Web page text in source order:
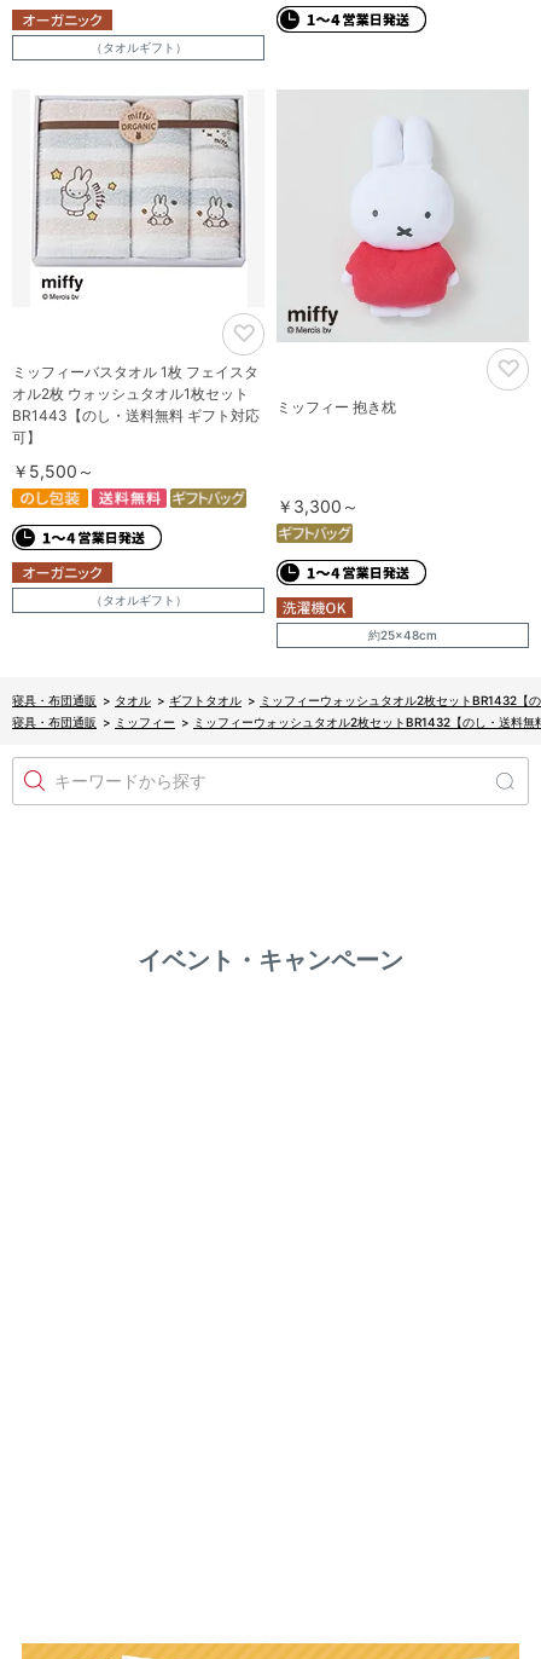
（タオルギフト）
ミッフィーバスタオル 1枚 フェイスタ
オル2枚 ウォッシュタオル1枚セット
BR1443【のし・送料無料 ギフト対応
可】
￥5,500～
（タオルギフト）
ミッフィー 抱き枕
￥3,300～
約25×48cm
寝具・布団通販 > タオル > ギフトタオル > ミッフィーウォッシュタオル2枚セットBR1432【
寝具・布団通販 > ミッフィー > ミッフィーウォッシュタオル2枚セットBR1432【のし・送料無
キーワードから探す
イベント・キャンペーン